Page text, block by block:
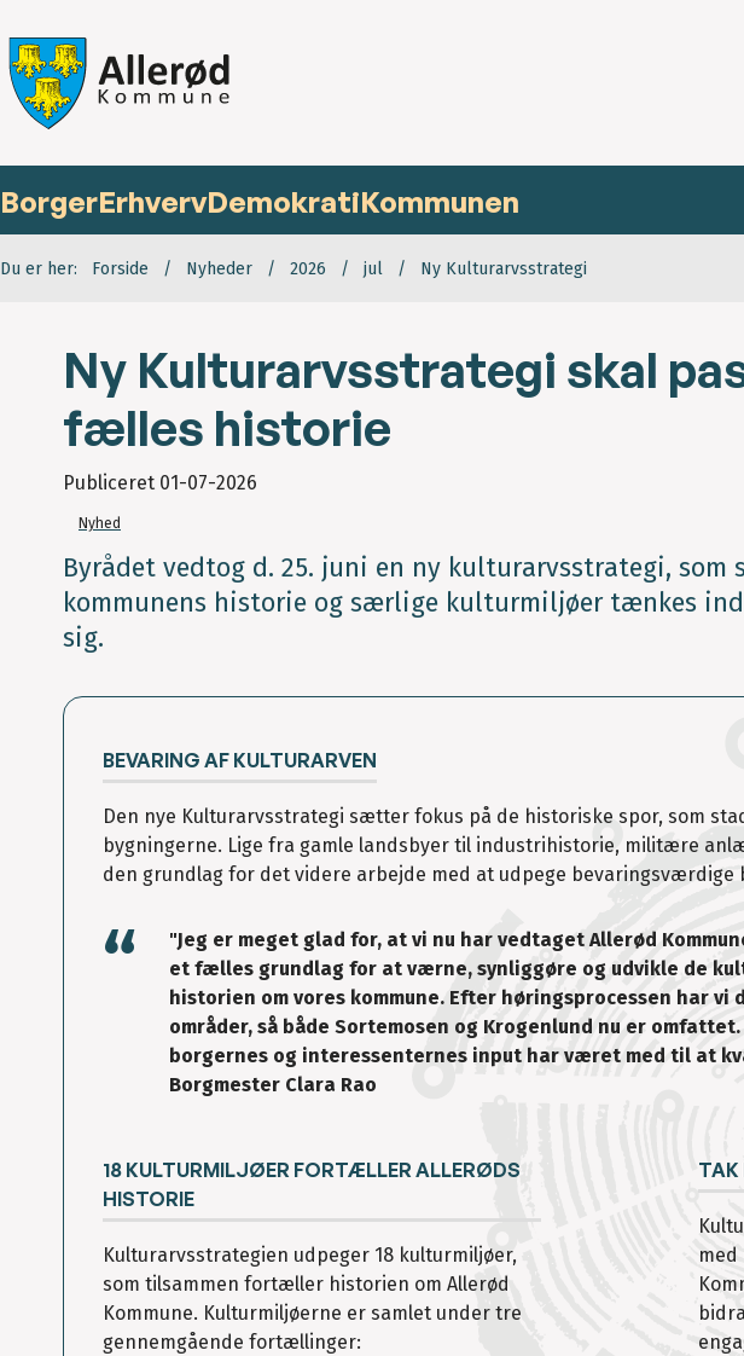
BorgerErhvervDemokratiKommunen
Du er her: Forside Nyheder 2026 jul Ny Kulturarvsstrategi
Ny Kulturarvsstrategi skal
fælles historie
Publiceret 01-07-2026
Nyhed
Byrådet vedtog d. 25. juni en ny kulturarvsstrategi,
kommunens historie og særlige kulturmiljøer tænkes
sig.
BEVARING AF KULTURARVEN
Den nye Kulturarvsstrategi sætter fokus på de historiske spor, som
bygningerne. Lige fra gamle landsbyer til industrihistorie, militære
den grundlag for det videre arbejde med at udpege bevaringsværdige
"Jeg er meget glad for, at vi nu har vedtaget Allerød
et fælles grundlag for at værne, synliggøre og udvikle de
historien om vores kommune. Efter høringsprocessen har vi
områder, så både Sortemosen og Krogenlund nu er
borgernes og interessenternes input har været med til at
Borgmester Clara Rao
18 KULTURMILJØER FORTÆLLER ALLERØDS
HISTORIE
Kulturarvsstrategien udpeger 18 kulturmiljøer,
som tilsammen fortæller historien om Allerød
Kommune. Kulturmiljøerne er samlet under tre
gennemgående fortællinger:
TAK
med